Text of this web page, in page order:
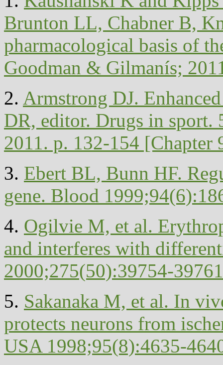
Brunton LL, Chabner B,
pharmacological basis of
Goodman & Gilmanís;
2. Armstrong DJ.
DR, editor. Drugs in
2011. p. 132-154 [Chapter
3. Ebert BL, Bunn HF.
gene. Blood
4. Ogilvie M, et al.
and interferes with
2000;275(50):39754-
5. Sakanaka M, et al. In
protects neurons from
USA 1998;95(8):4635-